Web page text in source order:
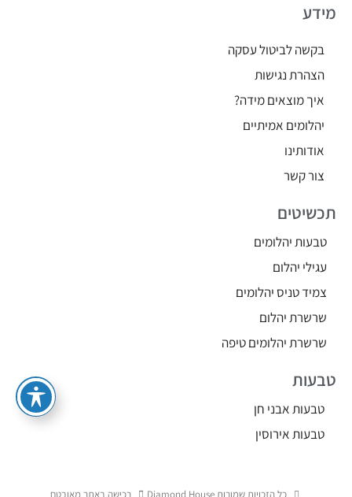
מידע
בקשה לביטול עסקה
הצהרת נגישות
איך מוצאים מידה?
יהלומים אמיתיים
אודותינו
צור קשר
תכשיטים
טבעות יהלומים
עגילי יהלום
צמיד טניס יהלומים
שרשרת יהלום
שרשרת יהלומים טיפה
טבעות
טבעות אבני חן
טבעות אירוסין